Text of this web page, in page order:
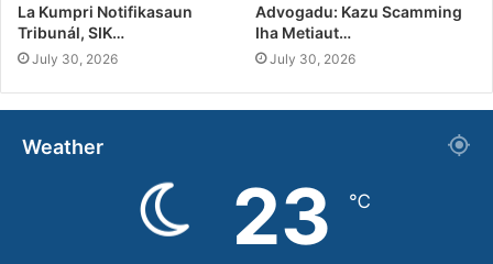
La Kumpri Notifikasaun
Tribunál, SIK…
July 30, 2026
Advogadu: Kazu Scamming
Iha Metiaut…
July 30, 2026
Weather
23 ℃